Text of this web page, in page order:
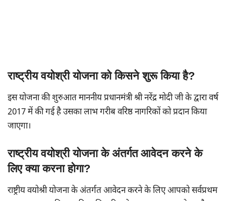
राष्ट्रीय वयोश्री योजना को किसने शुरू किया है?
इस योजना की शुरुआत माननीय प्रधानमंत्री श्री नरेंद्र मोदी जी के द्वारा वर्ष
2017 में की गई है उसका लाभ गरीब वरिष्ठ नागरिकों को प्रदान किया
जाएगा।
राष्ट्रीय वयोश्री योजना के अंतर्गत आवेदन करने के
लिए क्या करना होगा?
राष्ट्रीय वयोश्री योजना के अंतर्गत आवेदन करने के लिए आपको सर्वप्रथम